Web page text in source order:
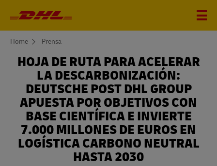
You
Home Prensa
HOJA DE RUTA PARA ACELERAR
LA DESCARBONIZACIÓN:
DEUTSCHE POST DHL GROUP
APUESTA POR OBJETIVOS CON
BASE CIENTÍFICA E INVIERTE
7.000 MILLONES DE EUROS EN
LOGÍSTICA CARBONO NEUTRAL
HASTA 2030